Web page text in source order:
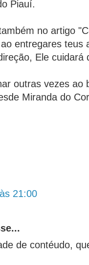
Piauí.
no artigo
entregares teus
Ele cuidará
outras vezes ao
Miranda do
21:00
de contéudo,